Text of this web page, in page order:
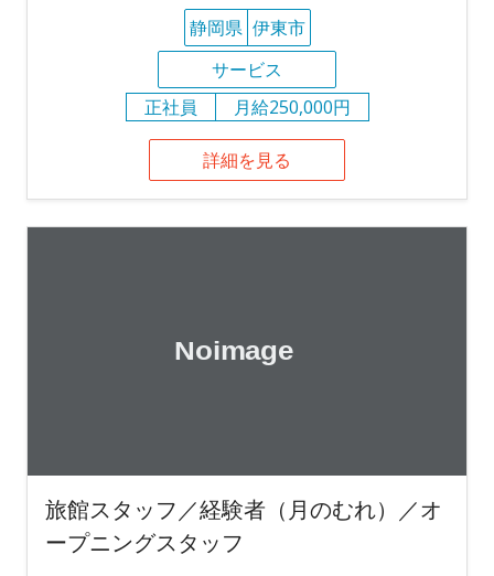
静岡県 伊東市
サービス
正社員
月給250,000円
詳細を見る
旅館スタッフ／経験者（月のむれ）／オ
ープニングスタッフ